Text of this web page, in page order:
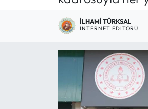
İLHAMI TÜRKSAL
İNTERNET EDITÖRÜ
Çorum Son Dakika Haberleri
Son Dakika Haberleri